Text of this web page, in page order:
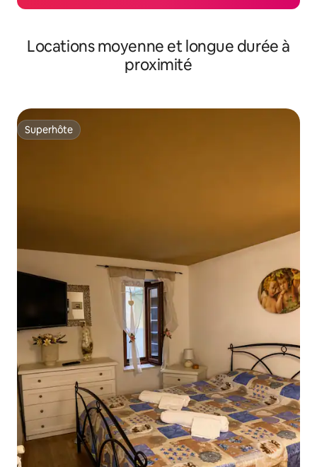
Locations moyenne et longue durée à
proximité
Superhôte
Superhôte